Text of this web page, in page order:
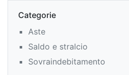
Categorie
Aste
Saldo e stralcio
Sovraindebitamento